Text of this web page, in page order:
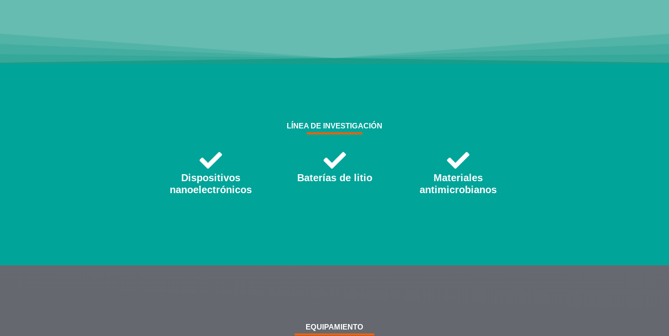
LÍNEA DE INVESTIGACIÓN
Dispositivos
nanoelectrónicos
Baterías de litio
Materiales
antimicrobianos
EQUIPAMIENTO